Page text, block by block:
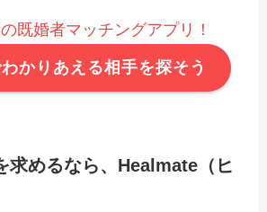
既婚者マッチングアプリ！
かりあえる相手を探そう
求めるなら、Healmate（ヒ